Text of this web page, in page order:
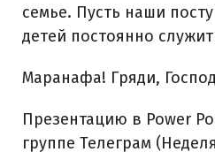
семье. Пусть наши
детей постоянно
Маранафа! Гряди,
Презентацию в Power
группе Телеграм